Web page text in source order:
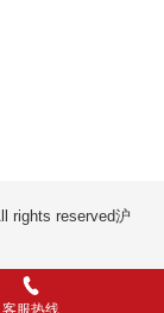
rights reserved沪
客服热线